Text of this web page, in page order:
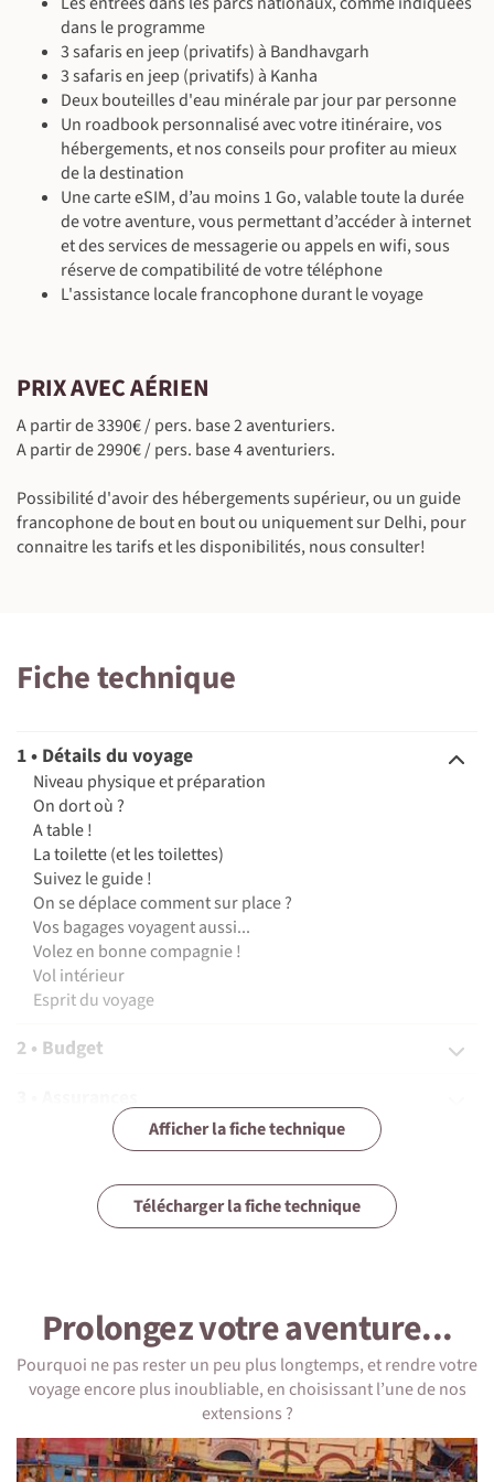
©
dans le programme
3 safaris en jeep (privatifs) à Bandhavgarh
3 safaris en jeep (privatifs) à Kanha
Deux bouteilles d'eau minérale par jour par personne
Un roadbook personnalisé avec votre itinéraire, vos
hébergements, et nos conseils pour profiter au mieux
de la destination
Une carte eSIM, d’au moins 1 Go, valable toute la durée
de votre aventure, vous permettant d’accéder à internet
et des services de messagerie ou appels en wifi, sous
réserve de compatibilité de votre téléphone
L'assistance locale francophone durant le voyage
PRIX AVEC AÉRIEN
A partir de 3390€ / pers. base 2 aventuriers.
A partir de 2990€ / pers. base 4 aventuriers.
Possibilité d'avoir des hébergements supérieur, ou un guide
francophone de bout en bout ou uniquement sur Delhi, pour
connaitre les tarifs et les disponibilités, nous consulter!
Fiche technique
1 • Détails du voyage
Niveau physique et préparation
On dort où ?
A table !
La toilette (et les toilettes)
Suivez le guide !
On se déplace comment sur place ?
Vos bagages voyagent aussi...
Volez en bonne compagnie !
Vol intérieur
Esprit du voyage
2 • Budget
4 • Equipement
5 • Formalités et santé
1 • Détails du voyage
Niveau physique et préparation
Afficher la fiche technique
Télécharger la fiche technique
Prolongez votre aventure...
Pourquoi ne pas rester un peu plus longtemps, et rendre votre
voyage encore plus inoubliable, en choisissant l’une de nos
extensions ?